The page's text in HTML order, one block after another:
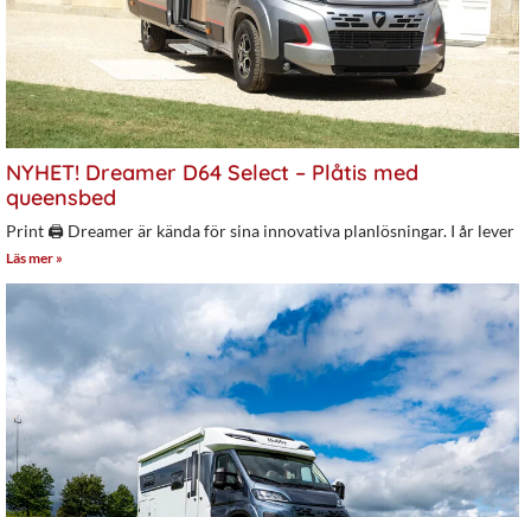
NYHET! Dreamer D64 Select – Plåtis med
queensbed
Print 🖨 Dreamer är kända för sina innovativa planlösningar. I år lever
Läs mer »